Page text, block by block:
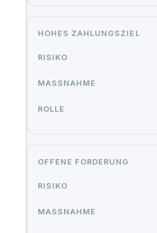
HOHES ZAHLUNGSZIEL
OFFENE FORDERUNG